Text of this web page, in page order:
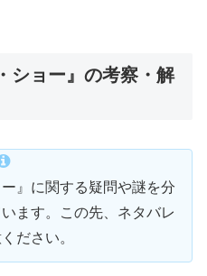
ショー』の考察・解
』に関する疑問や謎を分
ます。この先、ネタバレ
ださい。